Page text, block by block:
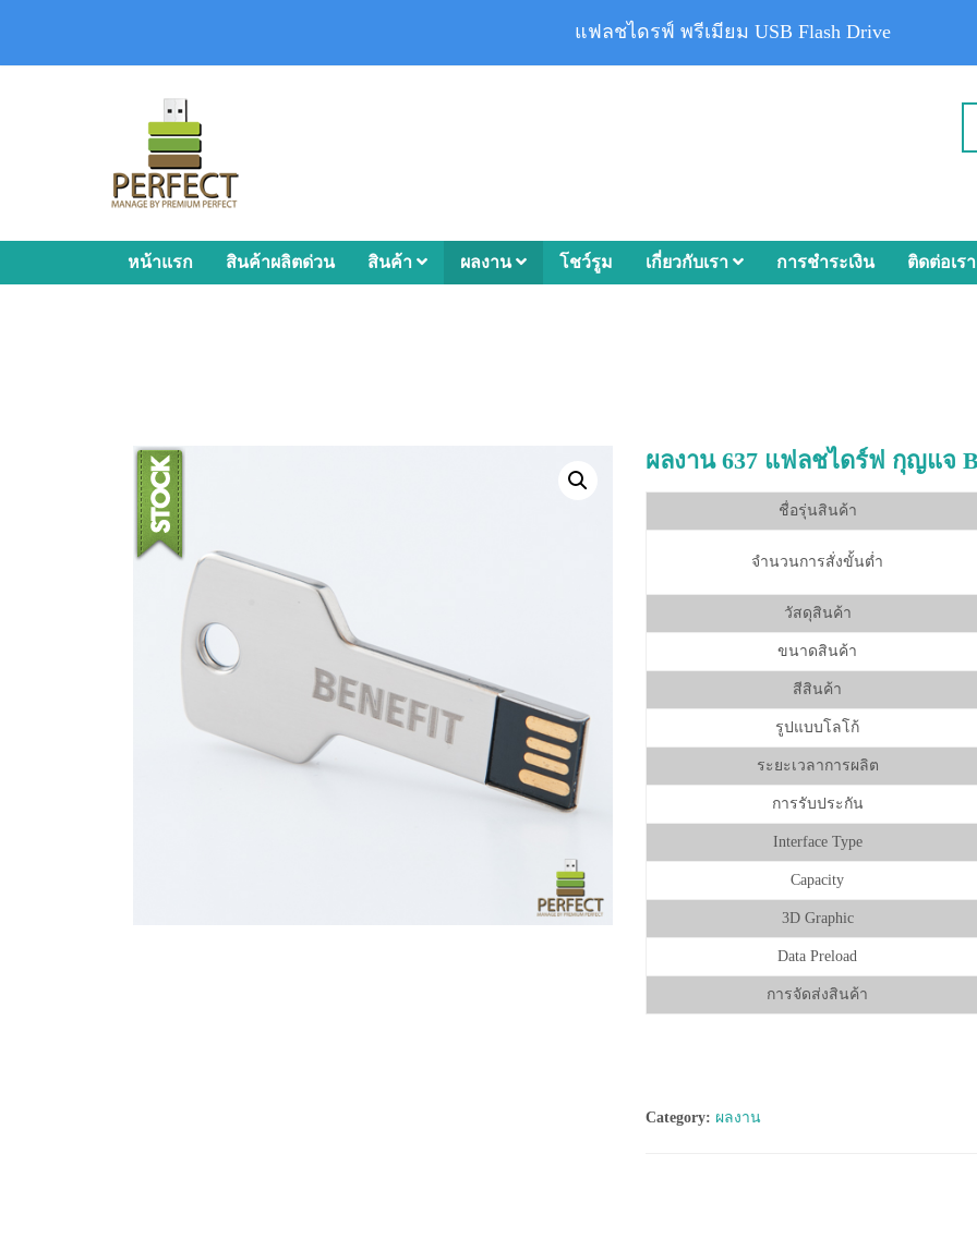
หน้าแรก สินค้าผลิตด่วน สินค้า ผลงาน โชว์รูม เกี่ยวกับเรา การชำระเงิน ติดต่อเรา
ผลงาน 637 แฟลชไดร์ฟ กุญแจ
ชื่อรุ่นสินค้า
จำนวนการสั่งขั้นต่ำ
วัสดุสินค้า
ขนาดสินค้า
สีสินค้า
รูปแบบโลโก้
ระยะเวลาการผลิต
การรับประกัน
Interface Type
Capacity
3D Graphic
Data Preload
การจัดส่งสินค้า
Category: ผลงาน
แฟลชไดรฟ์ พรีเมียม USB Flash Drive